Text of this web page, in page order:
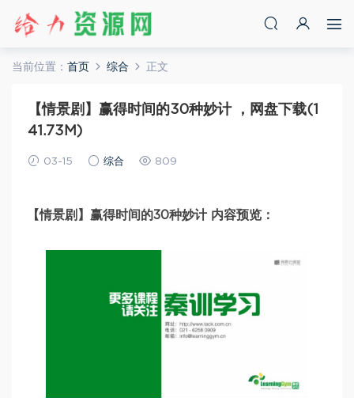
当前位置： 首页 综合 正文
【情景剧】赢得时间的30种妙计 ，网盘下载(1
41.73M)
03-15 综合 809
【情景剧】赢得时间的30种妙计 内容预览：